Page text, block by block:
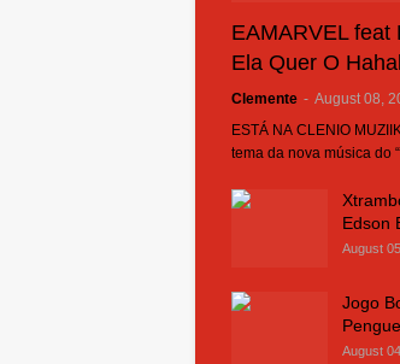
EAMARVEL feat
Ela Quer O
Clemente - August 08,
ESTÁ NA CLENIO
tema da nova música do
Edson
August
Jogo
August